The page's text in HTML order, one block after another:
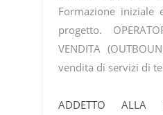
Formazione iniziale
progetto.
VENDITA
vendita di servizi di
ADDETTO ALLA